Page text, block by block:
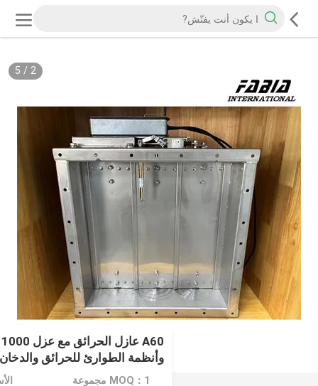
2
/
5
وأنظمة الطوارئ للحرائق
MOQ：1 مجموعة